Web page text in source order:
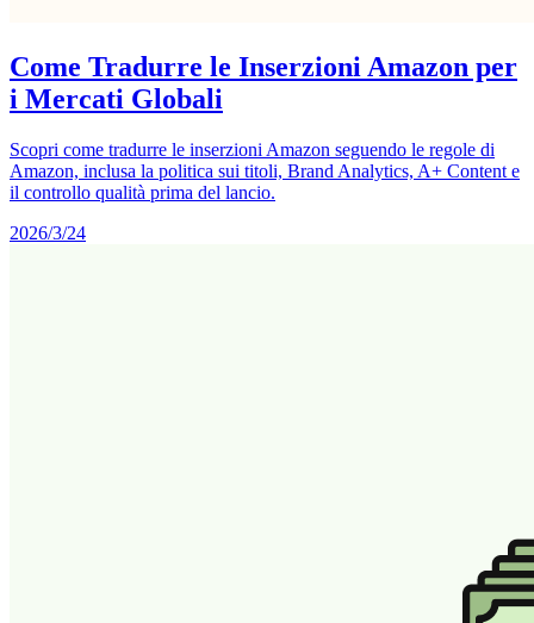
Come Tradurre le Inserzioni Amazon per
i Mercati Globali
Scopri come tradurre le inserzioni Amazon seguendo le regole di
Amazon, inclusa la politica sui titoli, Brand Analytics, A+ Content e
il controllo qualità prima del lancio.
2026/3/24